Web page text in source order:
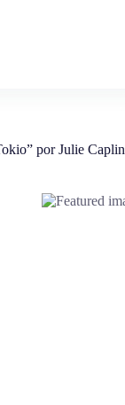
por Julie Caplin